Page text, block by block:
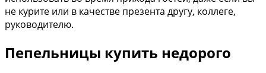
не курите или в качестве презента другу, коллеге,
руководителю.
Пепельницы купить недорого